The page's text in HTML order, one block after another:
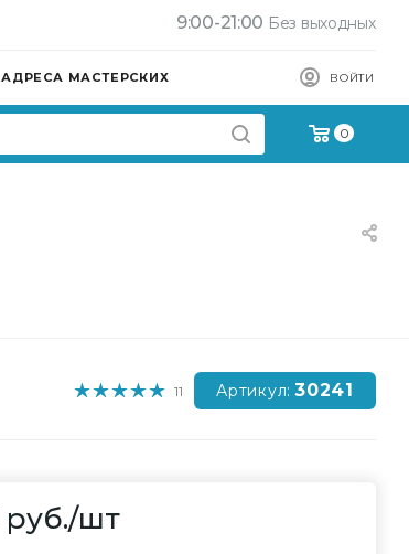
9:00-21:00 Без выходных
ВОЙТИ
АДРЕСА МАСТЕРСКИХ
0
11 Артикул: 30241
руб./шт